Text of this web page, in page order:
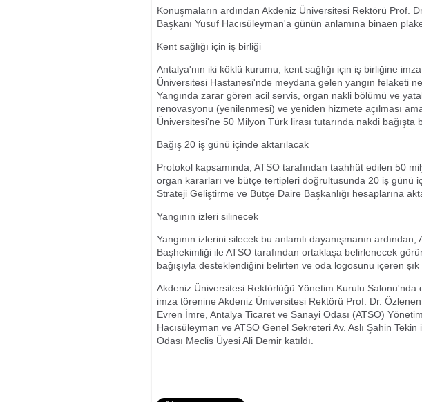
Konuşmaların ardından Akdeniz Üniversitesi Rektörü Prof.
Başkanı Yusuf Hacısüleyman'a günün anlamına binaen
Kent sağlığı için iş birliği
Antalya'nın iki köklü kurumu, kent sağlığı için iş birliğine
Üniversitesi Hastanesi'nde meydana gelen yangın felaketi
Yangında zarar gören acil servis, organ nakli bölümü ve
renovasyonu (yenilenmesi) ve yeniden hizmete açılması
Üniversitesi'ne 50 Milyon Türk lirası tutarında nakdi bağışta
Bağış 20 iş günü içinde aktarılacak
Protokol kapsamında, ATSO tarafından taahhüt edilen 50
organ kararları ve bütçe tertipleri doğrultusunda 20 iş günü
Strateji Geliştirme ve Bütçe Daire Başkanlığı hesaplarına
Yangının izleri silinecek
Yangının izlerini silecek bu anlamlı dayanışmanın
Başhekimliği ile ATSO tarafından ortaklaşa belirlenecek
bağışıyla desteklendiğini belirten ve oda logosunu içeren
Akdeniz Üniversitesi Rektörlüğü Yönetim Kurulu Salonu'nda
imza törenine Akdeniz Üniversitesi Rektörü Prof. Dr.
Evren İmre, Antalya Ticaret ve Sanayi Odası (ATSO)
Hacısüleyman ve ATSO Genel Sekreteri Av. Aslı Şahin
Odası Meclis Üyesi Ali Demir katıldı.